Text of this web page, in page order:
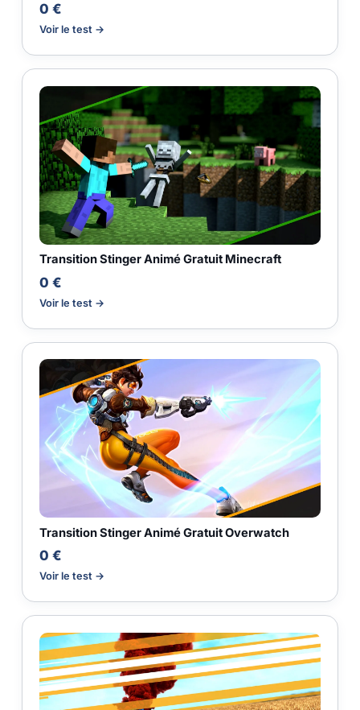
0 €
Voir le test →
Transition Stinger Animé Gratuit Minecraft
0 €
Voir le test →
Transition Stinger Animé Gratuit Overwatch
0 €
Voir le test →